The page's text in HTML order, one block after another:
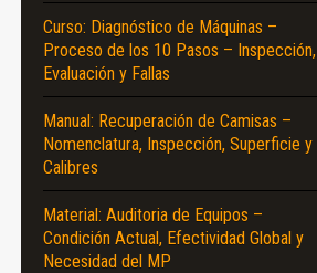
Curso: Diagnóstico de Máquinas –
Proceso de los 10 Pasos – Inspección,
Evaluación y Fallas
Manual: Recuperación de Camisas –
Nomenclatura, Inspección, Superficie y
Calibres
Material: Auditoria de Equipos –
Condición Actual, Efectividad Global y
Necesidad del MP